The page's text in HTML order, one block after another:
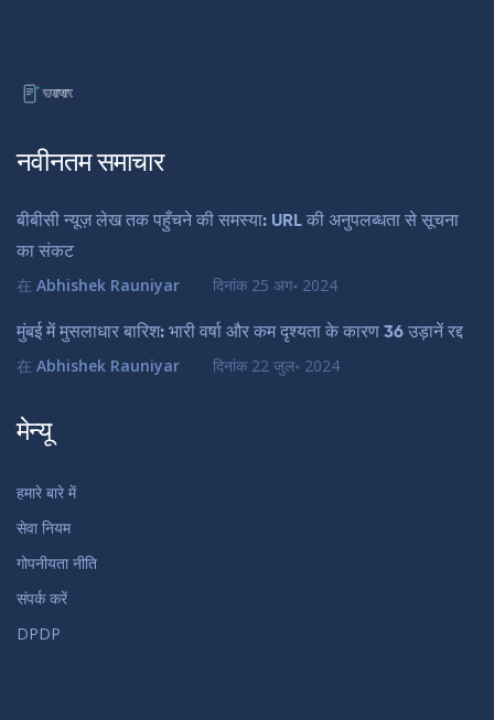
नवीनतम समाचार
बीबीसी न्यूज़ लेख तक पहुँचने की समस्या: URL की अनुपलब्धता से सूचना
का संकट
在 Abhishek Rauniyar दिनांक 25 अग॰ 2024
मुंबई में मुसलाधार बारिश: भारी वर्षा और कम दृश्यता के कारण 36 उड़ानें रद्द
在 Abhishek Rauniyar दिनांक 22 जुल॰ 2024
मेन्यू
हमारे बारे में
सेवा नियम
गोपनीयता नीति
संपर्क करें
DPDP